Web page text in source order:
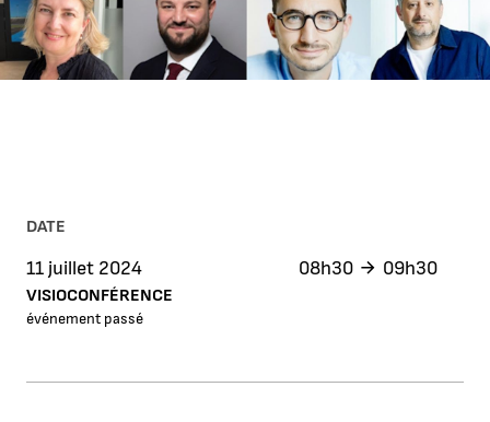
DATE
11 juillet 2024 08h30 09h30
VISIOCONFÉRENCE
événement passé